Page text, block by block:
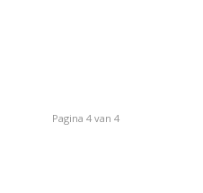
Pagina 4 van 4